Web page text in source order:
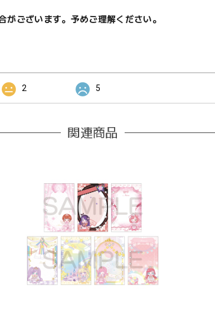
ございます。予めご理解ください。
2 5
関連商品